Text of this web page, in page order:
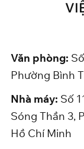
Văn phòng:
Phường Bình
Nhà máy: Số
Sóng Thần 3,
Hồ Chí Minh